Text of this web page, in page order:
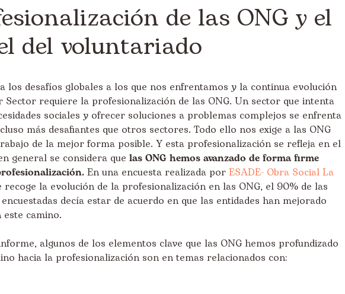
de las ONG y el
del voluntariado
los desafíos globales a los que nos enfrentamos y la continua evolución
Sector requiere la profesionalización de las ONG. Un sector que intenta
sociales y ofrecer soluciones a problemas complejos se enfrenta
más desafiantes que otros sectores. Todo ello nos exige a las ONG
de la mejor forma posible. Y esta profesionalización se refleja en el
general se considera que las ONG hemos avanzado de forma firme
En una encuesta realizada por ESADE- Obra Social La
recoge la evolución de la profesionalización en las ONG, el 90% de las
decía estar de acuerdo en que las entidades han mejorado
este camino.
algunos de los elementos clave que las ONG hemos profundizado
hacia la profesionalización son en temas relacionados con: